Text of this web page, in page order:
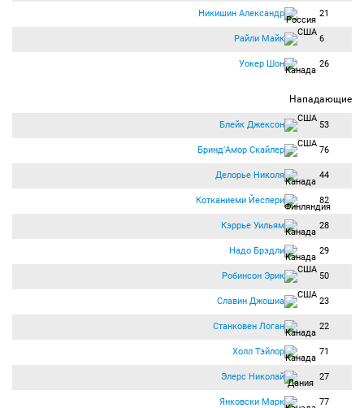
Никишин Александр 21
Райли Майк 6
Уокер Шон 26
Нападающие
Блейк Джексон 53
Бринд′Амор Скайлер 76
Делорье Николя 44
Котканиеми Йеспери 82
Кэррье Уильям 28
Надо Брэдли 29
Робинсон Эрик 50
Славин Джошиа 23
Станковен Логан 22
Холл Тэйлор 71
Элерс Николай 27
Янковски Марк 77